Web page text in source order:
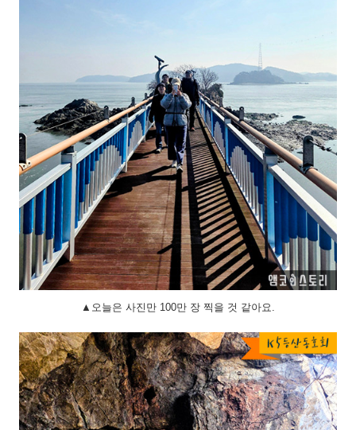
▲오늘은 사진만 100만 장 찍을 것 같아요.